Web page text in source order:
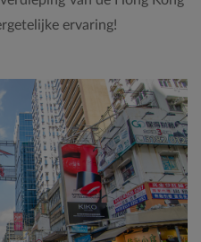
ervaring!